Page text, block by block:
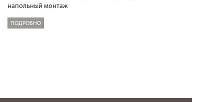
напольный монтаж
ПОДРОБНО